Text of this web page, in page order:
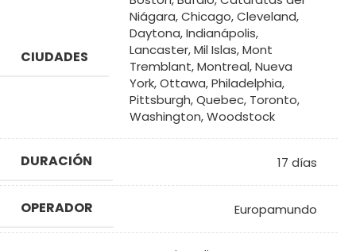
CIUDADES
Niágara,Chicago,Cleveland,
Daytona,Indianápolis,
Lancaster,Mil Islas,Mont
Tremblant,Montreal,Nueva
York,Ottawa,Philadelphia,
Pittsburgh,Quebec, Toronto,
Washington,Woodstock
DURACIÓN 17 días
OPERADOR Europamundo